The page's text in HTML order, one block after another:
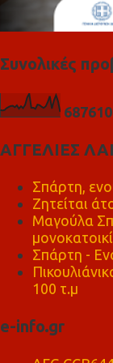
Συνολικές
687610
ΑΓΓΕΛΙΕΣ
Σπάρτη,
Ζητείται
Μαγούλα
Σπάρτη -
100 τ.μ
e-info.gr